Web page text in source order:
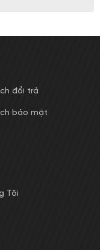
đổi trả
bảo mật
Tôi